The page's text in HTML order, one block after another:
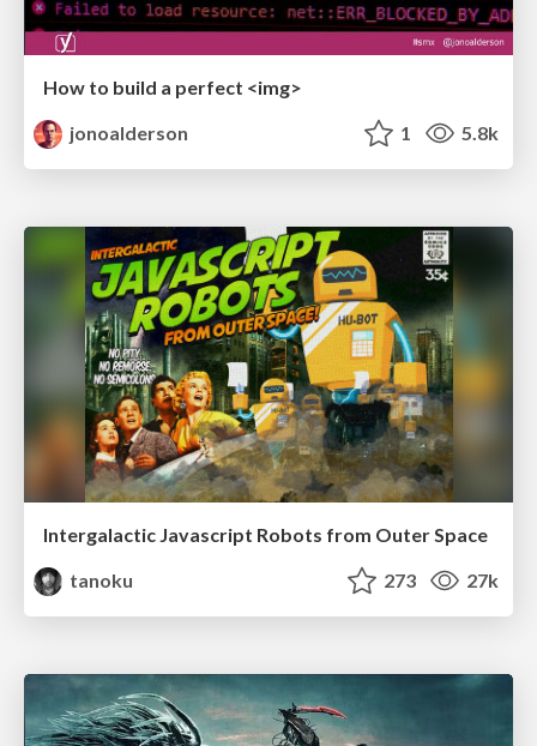
How to build a perfect <img>
jonoalderson
1 5.8k
Intergalactic Javascript Robots from Outer Space
tanoku
273 27k